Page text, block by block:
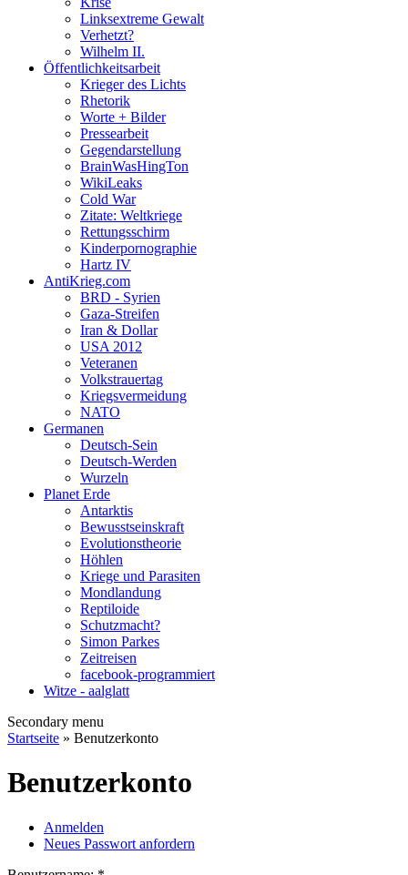
Linksextreme Gewalt
Verhetzt?
Wilhelm II.
Öffentlichkeitsarbeit
Krieger des Lichts
Rhetorik
Worte + Bilder
Pressearbeit
Gegendarstellung
BrainWasHingTon
WikiLeaks
Cold War
Zitate: Weltkriege
Rettungsschirm
Kinderpornographie
Hartz IV
AntiKrieg.com
BRD - Syrien
Gaza-Streifen
Iran & Dollar
USA 2012
Veteranen
Volkstrauertag
Kriegsvermeidung
NATO
Germanen
Deutsch-Sein
Deutsch-Werden
Wurzeln
Planet Erde
Antarktis
Bewusstseinskraft
Evolutionstheorie
Höhlen
Kriege und Parasiten
Mondlandung
Reptiloide
Schutzmacht?
Simon Parkes
Zeitreisen
facebook-programmiert
Witze - aalglatt
Secondary menu
Startseite » Benutzerkonto
Benutzerkonto
Anmelden
Neues Passwort anfordern